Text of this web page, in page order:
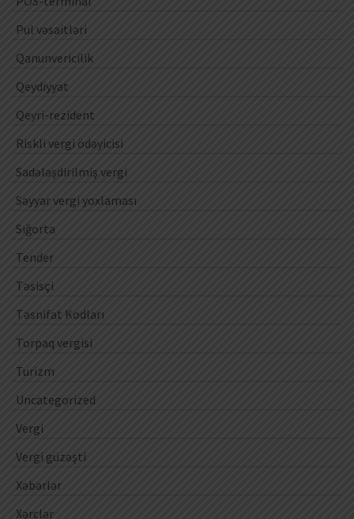
Pul vəsaitləri
Qanunvericilik
Qeydiyyat
Qeyri-rezident
Riskli vergi ödəyicisi
Sadələşdirilmiş vergi
Səyyar vergi yoxlaması
Sığorta
Tender
Təsisçi
Təsnifat Kodları
Torpaq vergisi
Turizm
Uncategorized
Vergi
Vergi güzəşti
Xəbərlər
Xərclər